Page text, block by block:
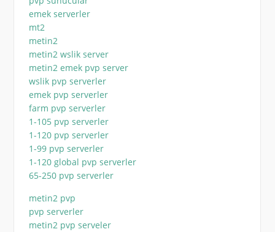
emek serverler
mt2
metin2
metin2 wslik server
metin2 emek pvp server
wslik pvp serverler
emek pvp serverler
farm pvp serverler
1-105 pvp serverler
1-120 pvp serverler
1-99 pvp serverler
1-120 global pvp serverler
65-250 pvp serverler
metin2 pvp
pvp serverler
metin2 pvp serveler